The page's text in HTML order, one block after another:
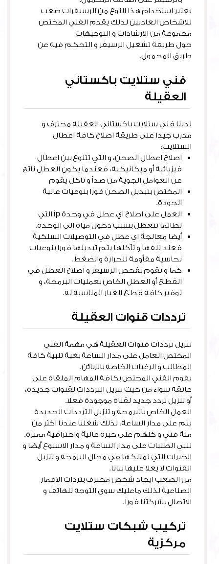
يعتبر استخدام هذا النوع من الرسيفرات صعب
للاشخاص العاديين لذلك يقدم الفني المختص
مجموعة من الارشادات و التوجيهات
حول طريقة تشغيل الرسيفر و التحكم فيه عن
طريق المحمول.
فني ستلايت باكستاني
العقيلة
لدينا فني ستلايت باكستاني العقيلة محترف و
مدرب جيدا على طريقة اصلاح كافة اعطال
الستلايت:
اصلاح اعطال الصحن، و التي تتنوع بين اعطال
فيزيائية أو ميكانيكية، فعندما يكون العطل ناتج
عن العوامل الجوية من صدأ و تآكل يقوم
المختص بتبديل الصحن فورا بنوعيات عالية
الجودة.
العمل على اصلاح اي عطل في وحدة ip التي
لطالما تتعطل بسبب دخول مياه الى الوحدة.
أيضا معالجة اي عطل في التوصيلات السلكية
فعند تلفها و تآكلها يتم تبديلها فورا بنوعيات
نحاسية مقأومة للحرارة والضغط.
كما و نقوم بفحص الرسيفر و اصلاح العطل في
القطع أو العطل الخاص بعمليات البرمجة، و
توفير كافة قطع الغيار المناسبة له.
ترددات قنوات العقيلة
تنزيل ترددات قنوات العقيلة هي مهمة الفني
المختص العامل على مدار الساعة بغية تلبية كافة
المطالب و الرغبات الخاصة بالزبائن.
يقوم الفني المختص بكافة المهام الملقاة على
عاتقه سواء من حيث تنزيل الترددات لقنوات جديدة،
أو تنزيل تردد جديد لقناة موجودة فعلا.
العمل الخاص بالبرمجة و تنزيل الترددات الجديدة
يتم على مدار الساعة، لذلك شغلنا عندنا اكثر من
مئة فني و كلهم على خبرة عالية واحترافية مميزة.
نلبي الطلبات على مدار الساعة و مدار الاسبوع أيضا و
الخبرات التي نمتلكها في مجال البرمجة و تنزيل
القنوات لا يعلا عليها بتاتا.
من الصعب ايجاد شخص محترف بتردات الاقمار
الصناعية لذلك ماعليك سوى التوجه للهاتف و
الاتصال بشركتنا فورا.
تركيب شبكات ستلايت
مركزية